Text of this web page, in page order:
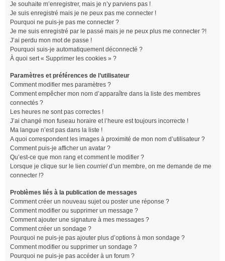
Je souhaite m’enregistrer, mais je n’y parviens pas !
Je suis enregistré mais je ne peux pas me connecter !
Pourquoi ne puis-je pas me connecter ?
Je me suis enregistré par le passé mais je ne peux plus me connecter ?!
J’ai perdu mon mot de passe !
Pourquoi suis-je automatiquement déconnecté ?
À quoi sert « Supprimer les cookies » ?
Paramètres et préférences de l’utilisateur
Comment modifier mes paramètres ?
Comment empêcher mon nom d’apparaître dans la liste des membres
connectés ?
Les heures ne sont pas correctes !
J’ai changé mon fuseau horaire et l’heure est toujours incorrecte !
Ma langue n’est pas dans la liste !
A quoi correspondent les images à proximité de mon nom d’utilisateur ?
Comment puis-je afficher un avatar ?
Qu’est-ce que mon rang et comment le modifier ?
Lorsque je clique sur le lien courriel d’un membre, on me demande de me
connecter !?
Problèmes liés à la publication de messages
Comment créer un nouveau sujet ou poster une réponse ?
Comment modifier ou supprimer un message ?
Comment ajouter une signature à mes messages ?
Comment créer un sondage ?
Pourquoi ne puis-je pas ajouter plus d’options à mon sondage ?
Comment modifier ou supprimer un sondage ?
Pourquoi ne puis-je pas accéder à un forum ?